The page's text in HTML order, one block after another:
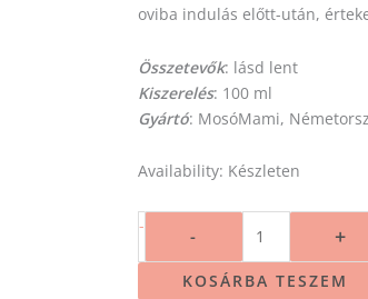
oviba indulás előtt-után,
Összetevők: lásd lent
Kiszerelés: 100 ml
Gyártó: MosóMami,
Availability: Készleten
- - +
KOSÁRBA TESZEM